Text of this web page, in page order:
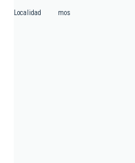
Localidad mos